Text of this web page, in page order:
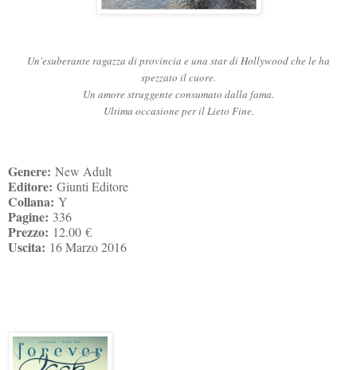
Un'esuberante ragazza di provincia e una star di Hollywood che le ha
spezzato il cuore.
Un amore struggente consumato dalla fama.
Ultima occasione per il Lieto Fine.
Genere: New Adult
Editore: Giunti Editore
Collana: Y
Pagine: 336
Prezzo: 12.00 €
Uscita: 16 Marzo 2016